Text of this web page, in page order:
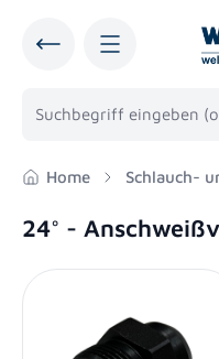
Home Schlauch-
24° -